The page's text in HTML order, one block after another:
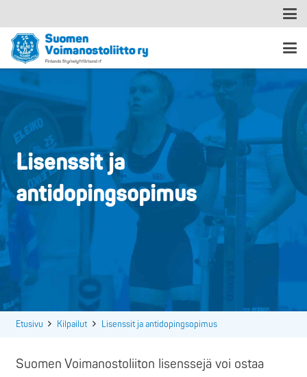
Lisenssit ja
antidopingsopimus
Etusivu Kilpailut Lisenssit ja antidopingsopimus
Suomen Voimanostoliiton lisenssejä voi ostaa